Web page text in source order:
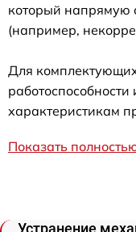
который напрямую
(например,
Для
характеристикам
Показать